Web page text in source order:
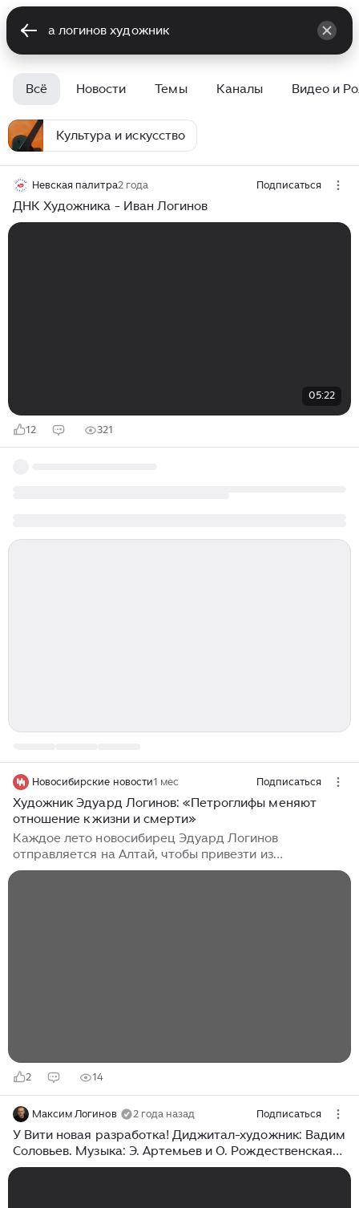
Всё Новости Темы Каналы Видео и
Культура и искусство
Невская палитра2 года Подписаться
ДНК Художника - Иван Логинов
05:22
12 321
Новосибирские новости1 мес Подписаться
Художник Эдуард Логинов: «Петроглифы меняют
отношение к жизни и смерти»
Каждое лето новосибирец Эдуард Логинов
отправляется на Алтай, чтобы привезти из
экспедиции самобытные картины, созданные на
2 14
Максим Логинов 2 года назад Подписаться
У Вити новая разработка! Диджитал-художник: Вадим
Соловьев. Музыка: Э. Артемьев и О. Рождественская
"Говорят, дельфины говорят" #ссср #юмор